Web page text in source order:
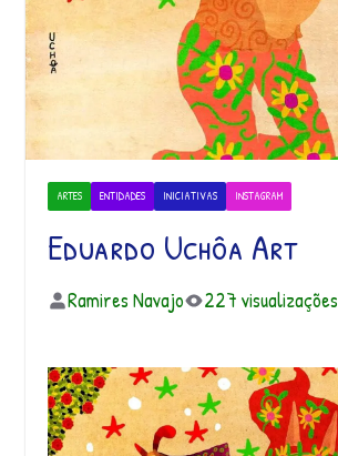
ARTES ENTIDADES INICIATIVAS INSTAGRAM
Eduardo Uchôa Art
Ramires Navajo 227 visualizações